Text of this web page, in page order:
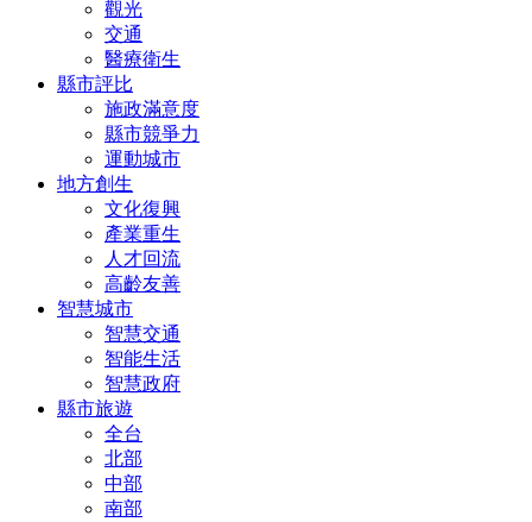
觀光
交通
醫療衛生
縣市評比
施政滿意度
縣市競爭力
運動城市
地方創生
文化復興
產業重生
人才回流
高齡友善
智慧城市
智慧交通
智能生活
智慧政府
縣市旅遊
全台
北部
中部
南部